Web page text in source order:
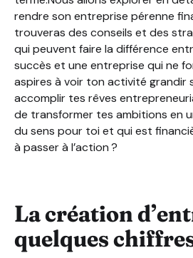
rendre son entreprise pérenne
trouveras des conseils et des
qui peuvent faire la différence
succès et une entreprise qui ne
aspires à voir ton activité grandir
accomplir tes rêves
de transformer tes ambitions en
du sens pour toi et qui est
à passer à l’action ?
La création
quelques